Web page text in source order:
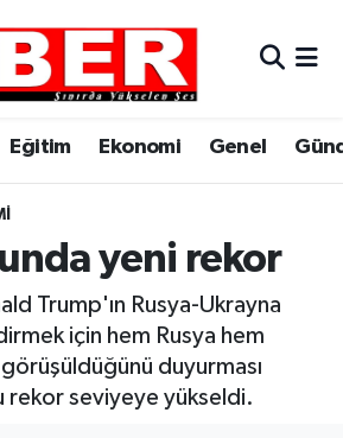
Eğitim Ekonomi Genel
yeni rekor
Trump'ın Rusya-Ukrayna
için hem Rusya hem
duyurması
rekor seviyeye yükseldi.
Durumu ve Fikstür